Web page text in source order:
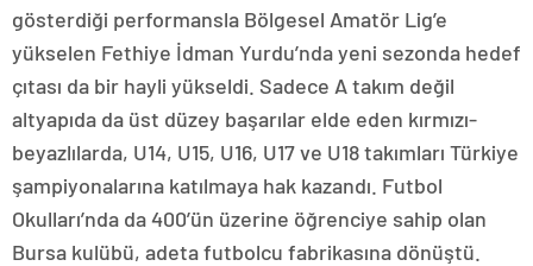
gösterdiği performansla Bölgesel Amatör Lig’e
yükselen Fethiye İdman Yurdu’nda yeni sezonda hedef
çıtası da bir hayli yükseldi. Sadece A takım değil
altyapıda da üst düzey başarılar elde eden kırmızı-
beyazlılarda, U14, U15, U16, U17 ve U18 takımları Türkiye
şampiyonalarına katılmaya hak kazandı. Futbol
Okulları’nda da 400’ün üzerine öğrenciye sahip olan
Bursa kulübü, adeta futbolcu fabrikasına dönüştü.